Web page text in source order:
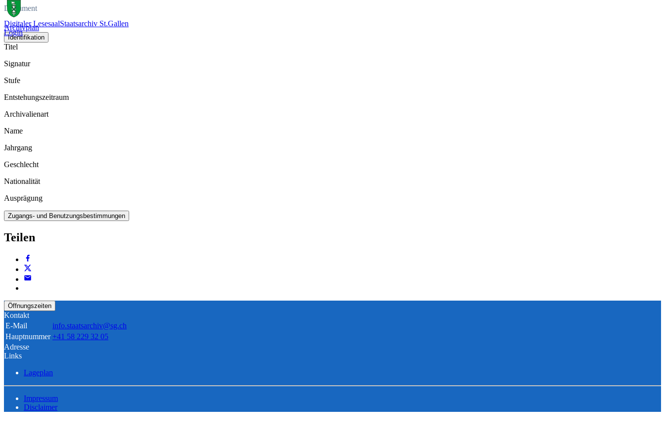
Digitaler LesesaalStaatsarchiv St.Gallen
Login
Dokument
Archivplan
Identifikation
Titel
Signatur
Stufe
Entstehungszeitraum
Archivalienart
Name
Jahrgang
Geschlecht
Nationalität
Ausprägung
Zugangs- und Benutzungsbestimmungen
Teilen
Öffnungszeiten
Kontakt
E-Mail
info.staatsarchiv@sg.ch
Hauptnummer +41 58 229 32 05
Adresse
Links
Lageplan
Impressum
Disclaimer